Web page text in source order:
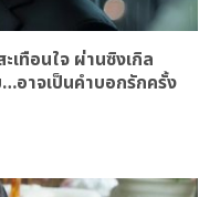
เทือนใจ ผ่านซิงเกิล
อาจเป็นคำบอกรักครั้ง